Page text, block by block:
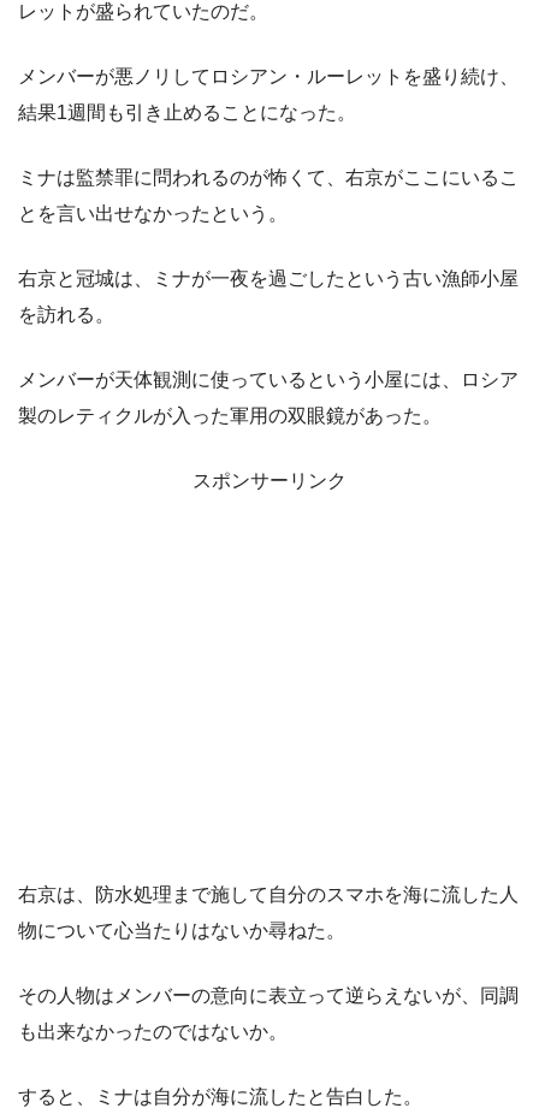
レットが盛られていたのだ。
メンバーが悪ノリしてロシアン・ルーレットを盛り続け、
結果1週間も引き止めることになった。
ミナは監禁罪に問われるのが怖くて、右京がここにいるこ
とを言い出せなかったという。
右京と冠城は、ミナが一夜を過ごしたという古い漁師小屋
を訪れる。
メンバーが天体観測に使っているという小屋には、ロシア
製のレティクルが入った軍用の双眼鏡があった。
スポンサーリンク
右京は、防水処理まで施して自分のスマホを海に流した人
物について心当たりはないか尋ねた。
その人物はメンバーの意向に表立って逆らえないが、同調
も出来なかったのではないか。
すると、ミナは自分が海に流したと告白した。